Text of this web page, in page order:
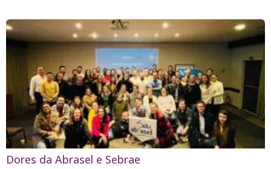
Dores da Abrasel e Sebrae